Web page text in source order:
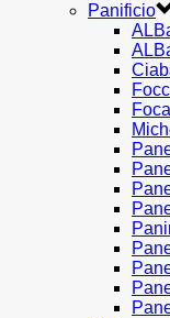
Panificio